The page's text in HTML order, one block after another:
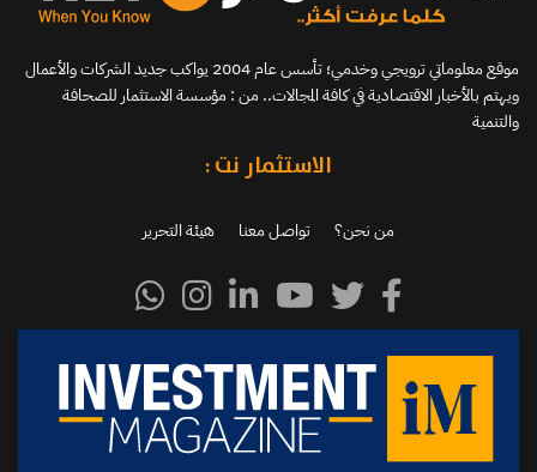
موقع معلوماتي ترويجي وخدمي؛ تأسس عام 2004 يواكب جديد الشركات والأعمال
ويهتم بالأخبار الاقتصادية في كافة المجالات.. من : مؤسسة الاستثمار للصحافة
والتنمية
الاستثمار نت :
من نحن؟ تواصل معنا هيئة التحرير